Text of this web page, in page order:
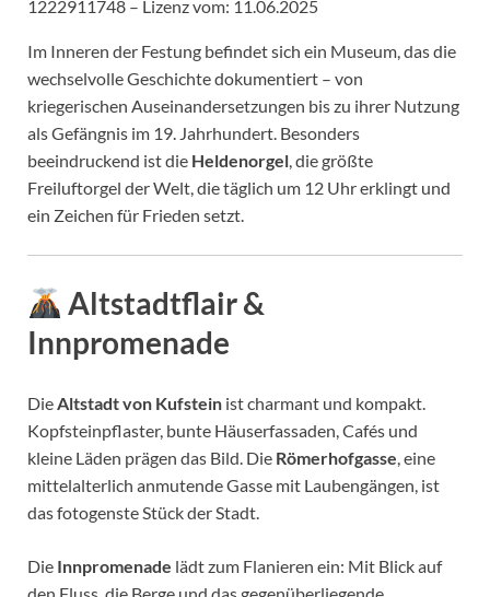
1222911748 – Lizenz vom: 11.06.2025
Im Inneren der Festung befindet sich ein Museum, das die
wechselvolle Geschichte dokumentiert – von
kriegerischen Auseinandersetzungen bis zu ihrer Nutzung
als Gefängnis im 19. Jahrhundert. Besonders
beeindruckend ist die Heldenorgel, die größte
Freiluftorgel der Welt, die täglich um 12 Uhr erklingt und
ein Zeichen für Frieden setzt.
Altstadtflair &
Innpromenade
DieAltstadt von Kufstein ist charmant und kompakt.
Kopfsteinpflaster, bunte Häuserfassaden, Cafés und
kleine Läden prägen das Bild. Die Römerhofgasse, eine
mittelalterlich anmutende Gasse mit Laubengängen, ist
das fotogenste Stück der Stadt.
Die Innpromenade lädt zum Flanieren ein: Mit Blick auf